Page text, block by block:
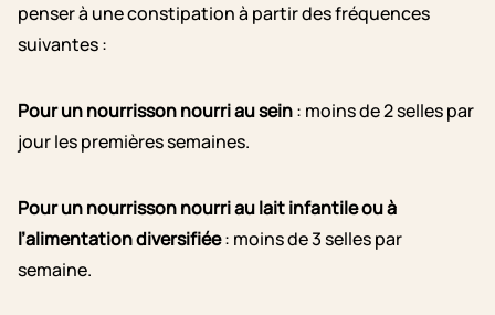
penser à une constipation à partir des fréquences
suivantes :
Pour un nourrisson nourri au sein: moins de 2 selles par
jour les premières semaines.
Pour un nourrisson nourri au lait infantile ou à
l’alimentation diversifiée: moins de 3 selles par
semaine.